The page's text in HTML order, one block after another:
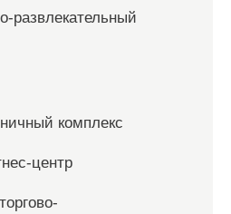
развлекательный
комплекс
центр